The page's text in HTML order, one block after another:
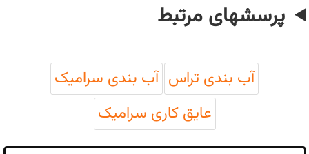
پرسشهای مرتبط
آب بندی تراس آب بندی سرامیک
عایق کاری سرامیک